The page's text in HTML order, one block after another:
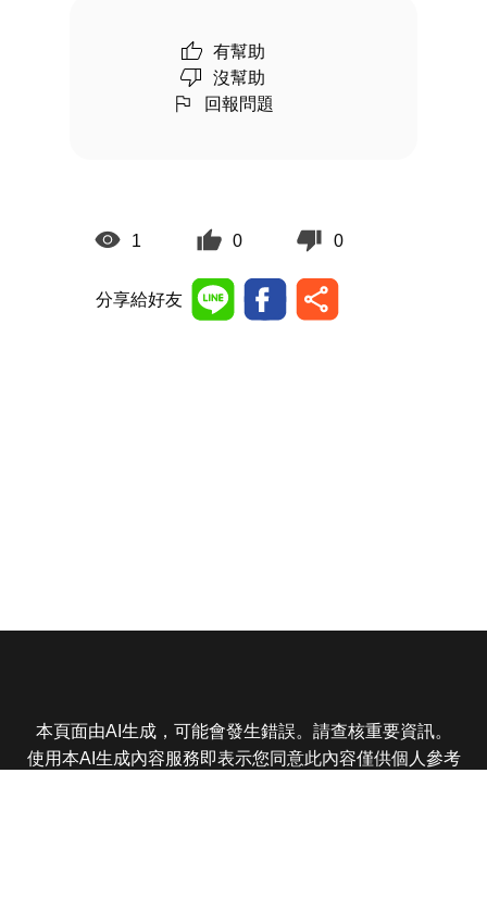
有幫助
沒幫助
回報問題
1 0 0
分享給好友
本頁面由AI生成，可能會發生錯誤。請查核重要資訊。
使用本AI生成內容服務即表示您同意此內容僅供個人參考